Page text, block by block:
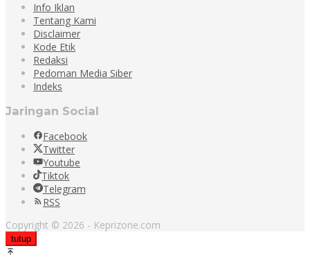
Info Iklan
Tentang Kami
Disclaimer
Kode Etik
Redaksi
Pedoman Media Siber
Indeks
Jaringan Social
Facebook
Twitter
Youtube
Tiktok
Telegram
RSS
Copyright © 2026 - Keprizone.com
tutup